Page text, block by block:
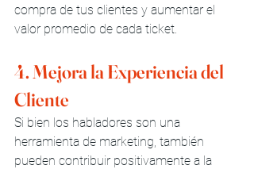
compra de tus clientes y aumentar el
valor promedio de cada ticket.
4. Mejora la Experiencia del
Cliente
Si bien los habladores son una
herramienta de marketing, también
pueden contribuir positivamente a la